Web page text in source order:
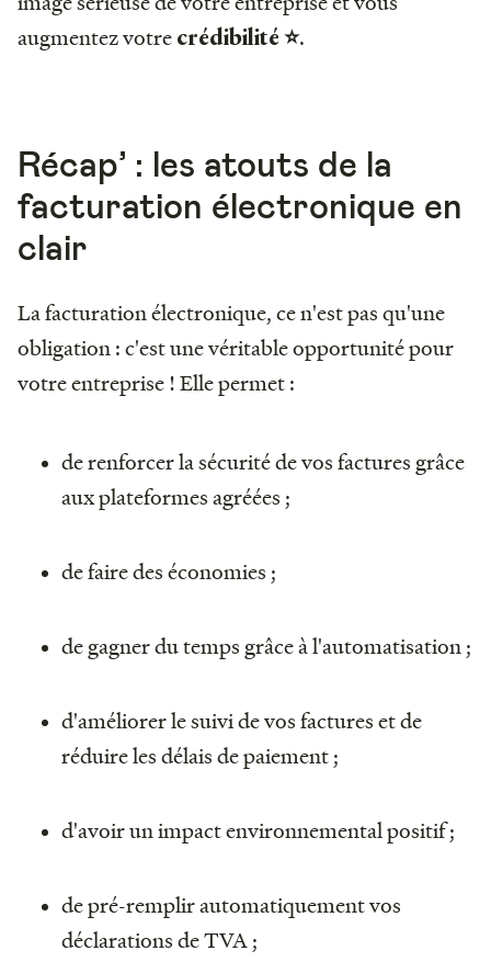
augmentez votre crédibilité ⭐️.
Récap’ : les atouts de la
facturation électronique en
clair
La facturation électronique, ce n'est pas qu'une
obligation : c'est une véritable opportunité pour
votre entreprise ! Elle permet :
de renforcer la sécurité de vos factures grâce
aux plateformes agréées ;
de faire des économies ;
de gagner du temps grâce à l'automatisation ;
d'améliorer le suivi de vos factures et de
réduire les délais de paiement ;
d'avoir un impact environnemental positif ;
de pré-remplir automatiquement vos
déclarations de TVA ;